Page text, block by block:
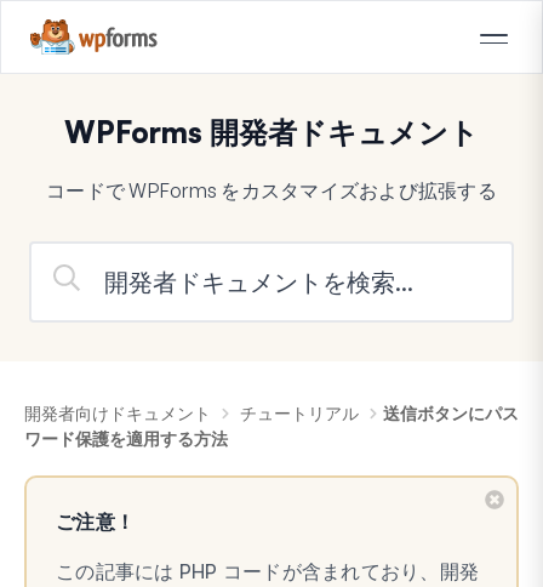
WPForms 開発者ドキュメント
コードで WPForms をカスタマイズおよび拡張する
開発者向けドキュメント チュートリアル
送信ボタンにパス
ワード保護を適用する方法
ご注意！
この記事には PHP コードが含まれており、開発